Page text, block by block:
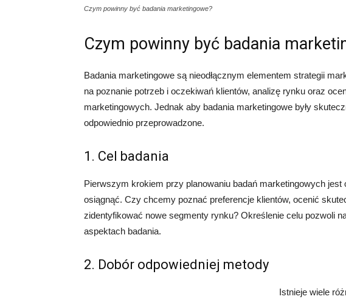
Czym powinny być badania marketingowe?
Czym powinny być badania
Badania marketingowe są nieodłącznym elementem strategii
na poznanie potrzeb i oczekiwań klientów, analizę rynku oraz
marketingowych. Jednak aby badania marketingowe były
odpowiednio przeprowadzone.
1. Cel badania
Pierwszym krokiem przy planowaniu badań marketingowych
osiągnąć. Czy chcemy poznać preferencje klientów, ocenić
zidentyfikować nowe segmenty rynku? Określenie celu pozwoli
aspektach badania.
2. Dobór odpowiedniej metody
Istnieje wiele